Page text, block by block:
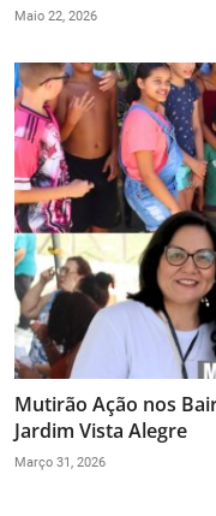
Maio 22, 2026
Mutirão Ação nos
Jardim Vista Alegre
Março 31, 2026